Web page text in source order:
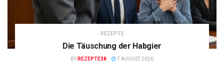
REZEPTE
Die Täuschung der Habgier
BY REZEPTE38 7 AUGUST 2026